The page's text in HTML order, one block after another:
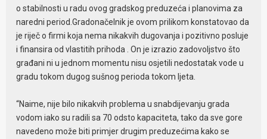
o stabilnosti u radu ovog gradskog preduzeća i planovima za
naredni period.Gradonačelnik je ovom prilikom konstatovao da
je riječ o firmi koja nema nikakvih dugovanja i pozitivno posluje
i finansira od vlastitih prihoda . On je izrazio zadovoljstvo što
građani ni u jednom momentu nisu osjetili nedostatak vode u
gradu tokom dugog sušnog perioda tokom ljeta.
“Naime, nije bilo nikakvih problema u snabdijevanju grada
vodom iako su radili sa 70 odsto kapaciteta, tako da sve gore
navedeno može biti primjer drugim preduzećima kako se